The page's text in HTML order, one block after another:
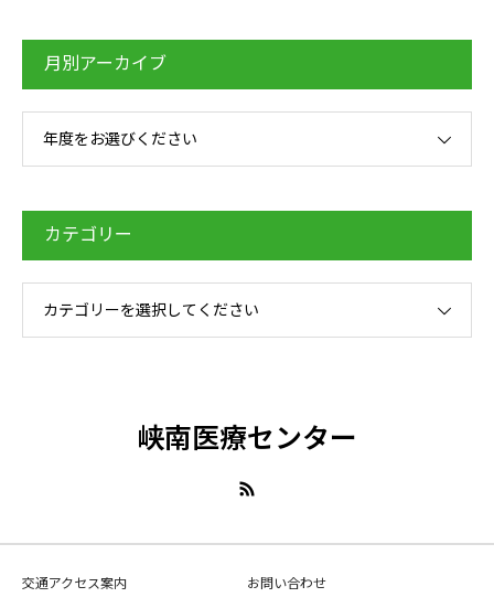
月別アーカイブ
年度をお選びください
カテゴリー
カテゴリーを選択してください
峡南医療センター
交通アクセス案内 お問い合わせ